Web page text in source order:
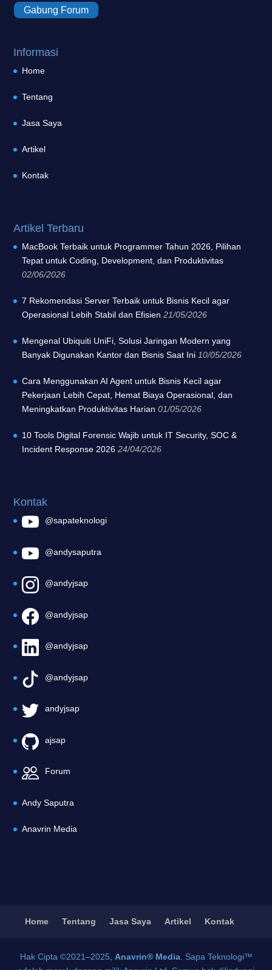
Gabung Forum
Informasi
Home
Tentang
Jasa Saya
Artikel
Kontak
Artikel Terbaru
MacBook Terbaik untuk Programmer Tahun 2026, Pilihan
Tepat untuk Coding, Development, dan Produktivitas
02/06/2026
7 Rekomendasi Server Terbaik untuk Bisnis Kecil agar
Operasional Lebih Stabil dan Efisien 21/05/2026
Mengenal Ubiquiti UniFi, Solusi Jaringan Modern yang
Banyak Digunakan Kantor dan Bisnis Saat Ini 10/05/2026
Cara Menggunakan AI Agent untuk Bisnis Kecil agar
Pekerjaan Lebih Cepat, Hemat Biaya Operasional, dan
Meningkatkan Produktivitas Harian 01/05/2026
10 Tools Digital Forensic Wajib untuk IT Security, SOC &
Incident Response 2026 24/04/2026
Kontak
@sapateknologi
@andysaputra
@andyjsap
@andyjsap
@andyjsap
@andyjsap
andyjsap
ajsap
Forum
Andy Saputra
Anavrin Media
Home Tentang Jasa Saya Artikel Kontak
Hak Cipta ©2021–2025, Anavrin® Media. Sapa Teknologi™